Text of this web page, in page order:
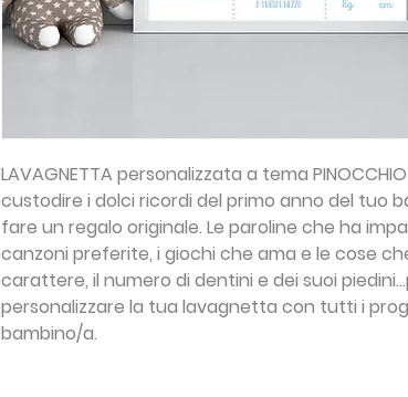
LAVAGNETTA personalizzata a tema
custodire i dolci ricordi del primo anno del tuo
fare un regalo originale. Le paroline che ha
canzoni preferite, i giochi che ama e le cose
carattere, il numero di dentini e dei suoi
personalizzare la tua lavagnetta con tutti i
bambino/a.